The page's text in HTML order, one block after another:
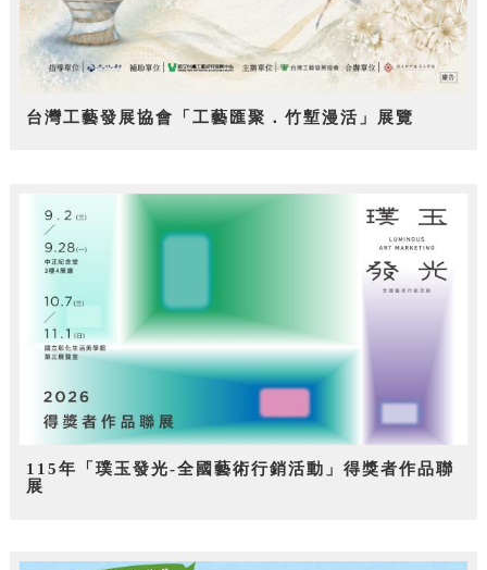
台灣工藝發展協會「工藝匯聚．竹塹漫活」展覽
115年「璞玉發光-全國藝術行銷活動」得獎者作品聯
展